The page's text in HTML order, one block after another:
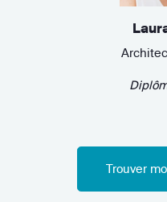
Trouver